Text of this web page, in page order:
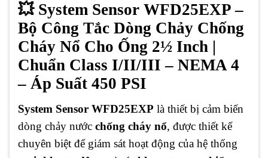
💥 System Sensor WFD25EXP –
Bộ Công Tắc Dòng Chảy Chống
Cháy Nổ Cho Ống 2½ Inch |
Chuẩn Class I/II/III – NEMA 4
– Áp Suất 450 PSI
System Sensor WFD25EXP là thiết bị cảm biến
dòng chảy nước chống cháy nổ, được thiết kế
chuyên biệt để giám sát hoạt động của hệ thống